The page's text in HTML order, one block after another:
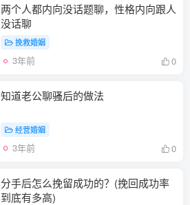
两个人都内向没话题聊，性格内向跟人
没话聊
挽救婚姻
3年前 0
知道老公聊骚后的做法
经营婚姻
3年前 0
分手后怎么挽留成功的？(挽回成功率
到底有多高)